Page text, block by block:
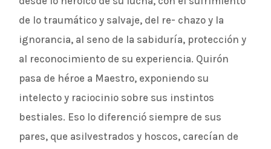
de lo traumático y salvaje, del re- chazo y la
ignorancia, al seno de la sabiduría, protección y
al reconocimiento de su experiencia. Quirón
pasa de héroe a Maestro, exponiendo su
intelecto y raciocinio sobre sus instintos
bestiales. Eso lo diferenció siempre de sus
pares, que asilvestrados y hoscos, carecían de